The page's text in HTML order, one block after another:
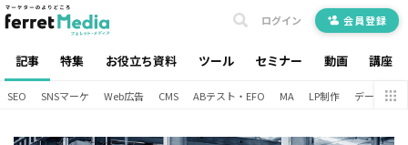
記事 特集 お役立ち資料 ツール セミナー 動画 講座
ログイン 会員登録
SEO SNSマーケ Web広告 CMS ABテスト・EFO MA LP制作 データ分析